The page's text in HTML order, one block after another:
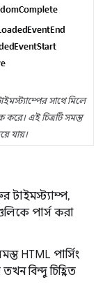
সাথে মিলে
করে। এই চিত্রটি সমস্ত
যায়।
টাইমস্ট্যাম্প,
পার্স করা
HTML পার্সিং
বিন্দু চিহ্নিত